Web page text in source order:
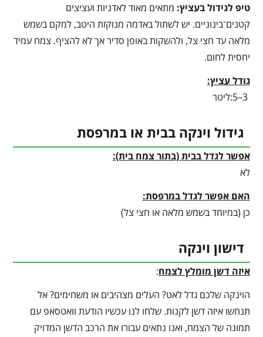
טיפ לגידול בעציץ: מתאים מאוד לאדניות ועציצים
קטנים־בינוניים. יש לשתול באדמה מנוקזת היטב, למקם בשמש
מלאה עד חצי צל, ולהשקות באופן סדיר אך לא להציף. צמח עמיד
יחסית לחום.
גודל עציץ:
3–5:ליטר
גידול וינקה בבית או במרפסת
אפשר לגדל בבית (בתור צמח בית):
לא
האם אפשר לגדל במרפסת:
כן (במיוחד בשמש מלאה או חצי צל)
דישון וינקה
איזה דשן מומלץ לצמח:
הוינקה שלכם גדל לאט? העלים מצהיבים או משחימים? אל
תנחשו איזה דשן לקנות. שלחו לנו עכשיו הודעת וואטסאפ עם
תמונה של הצמח, ואנו נתאים עבורו את הרכב הדשן המדויק